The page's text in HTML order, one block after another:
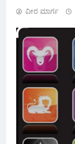
ವೀರ ಮಾರ್ಗ